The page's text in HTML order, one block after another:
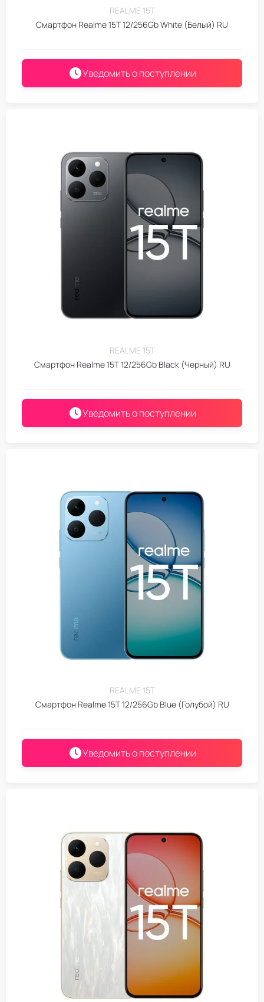
REALME 15T
Смартфон Realme 15T 12/256Gb White (Белый) RU
Уведомить о поступлении
REALME 15T
Смартфон Realme 15T 12/256Gb Black (Черный) RU
Уведомить о поступлении
REALME 15T
Смартфон Realme 15T 12/256Gb Blue (Голубой) RU
Уведомить о поступлении